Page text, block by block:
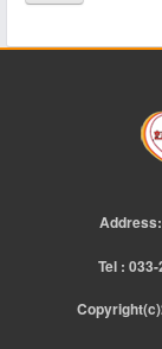
Address:
Tel :